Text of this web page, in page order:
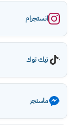
انستجرام
تيك توك
ماسنجر